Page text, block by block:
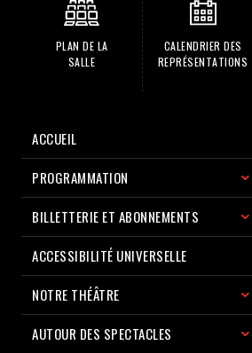
PLAN DE LA
SALLE
CALENDRIER DES
REPRÉSENTATIONS
ACCUEIL
PROGRAMMATION
BILLETTERIE ET ABONNEMENTS
ACCESSIBILITÉ UNIVERSELLE
NOTRE THÉÂTRE
AUTOUR DES SPECTACLES